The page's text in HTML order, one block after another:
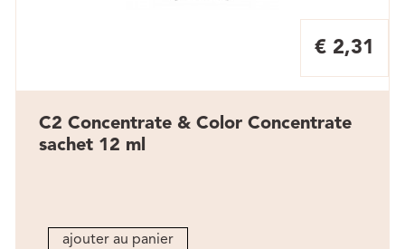
€ 2,31
C2 Concentrate & Color Concentrate
sachet 12 ml
ajouter au panier